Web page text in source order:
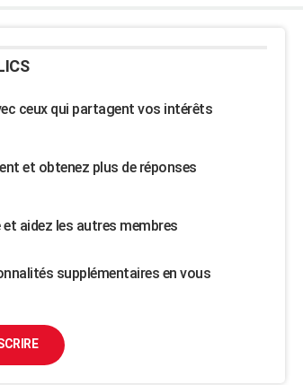
ceux qui partagent vos intérêts
et obtenez plus de réponses
aidez les autres membres
supplémentaires en vous